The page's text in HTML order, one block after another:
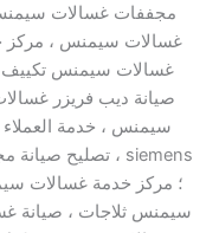
غسالات سيمنس ، مركز
غسالات سيمنس تكييف
صيانة ديب فريزر
سيمنس ، خدمة
؛ مركز خدمة غسالات
سيمنس ثلاجات ، صيانة